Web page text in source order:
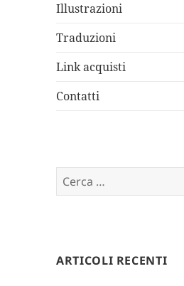
Illustrazioni
Traduzioni
Link acquisti
Contatti
Ricerca
per:
ARTICOLI RECENTI